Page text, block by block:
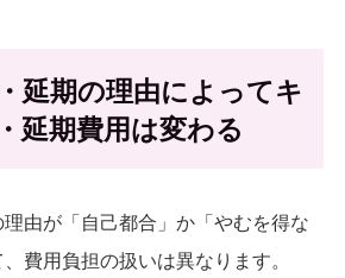
延期の理由によってキ
延期費用は変わる
由が「自己都合」か「やむを得な
費用負担の扱いは異なります。